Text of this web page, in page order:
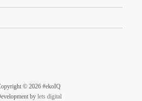
© 2026 #ekoIQ
by lets digital